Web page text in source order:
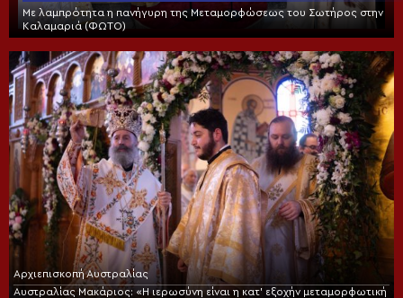
Με λαμπρότητα η πανήγυρη της Μεταμορφώσεως του Σωτήρος στην
Καλαμαριά (ΦΩΤΟ)
Αρχιεπισκοπή Αυστραλίας
Αυστραλίας Μακάριος: «Η ιερωσύνη είναι η κατ’ εξοχήν μεταμορφωτική